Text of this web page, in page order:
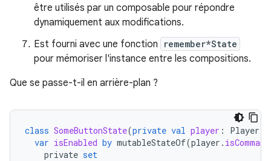
être utilisés par un composable pour répondre
dynamiquement aux modifications.
Est fourni avec une fonction
remember*State
pour mémoriser l'instance entre les compositions.
Que se passe-t-il en arrière-plan ?
class SomeButtonState(private val player : Player
var isEnabled by mutableStateOf(player .
private set